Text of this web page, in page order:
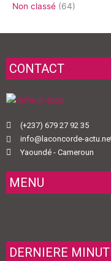
Non classé (64)
CONTACT
(+237) 679 27 92 35
info@laconcorde-
Yaoundé - Cameroun
MENU
DERNIERE